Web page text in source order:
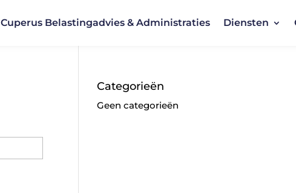
Cuperus Belastingadvies & Administraties Diensten
Categorieën
Geen categorieën